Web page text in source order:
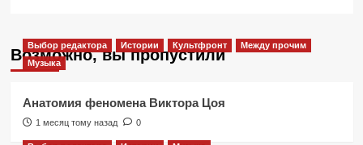
Возможно, вы пропустили
Выбор редактора Истории Культфронт
Между прочим
Музыка
Анатомия феномена Виктора Цоя
1 месяц тому назад 0